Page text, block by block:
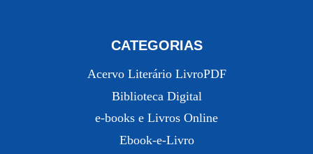
CATEGORIAS
Acervo Literário LivroPDF
Biblioteca Digital
e-books e Livros Online
Ebook-e-Livro